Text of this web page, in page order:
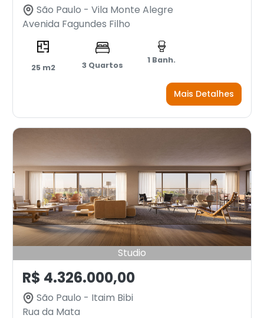
São Paulo - Vila Monte Alegre
Avenida Fagundes Filho
25 m2 3 Quartos
1 Banh.
Mais Detalhes
Studio
R$ 4.326.000,00
São Paulo - Itaim Bibi
Rua da Mata